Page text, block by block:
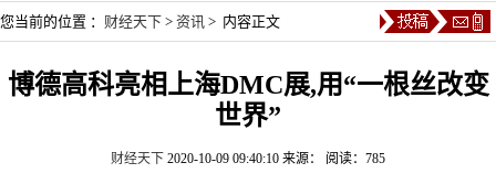
您当前的位置 ： 财经天下 > 资讯 > 内容正文
博德高科亮相上海DMC展,用“一根丝改变
世界”
财经天下 2020-10-09 09:40:10 来源： 阅读：785